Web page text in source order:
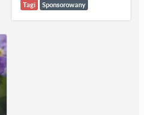
Tagi Sponsorowany